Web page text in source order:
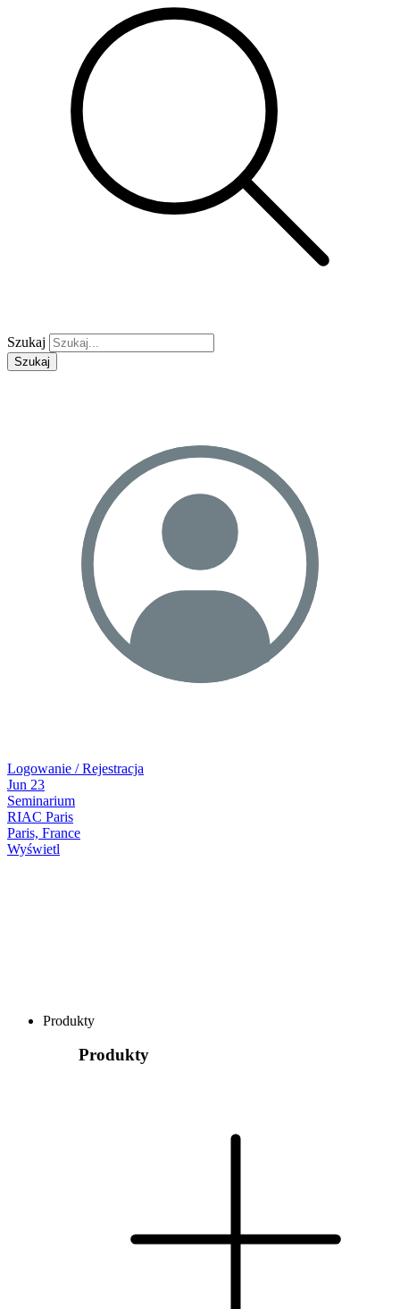
Szukaj
Szukaj
Logowanie / Rejestracja
Jun 23
Seminarium
RIAC Paris
Paris, France
Wyświetl
Produkty
Produkty